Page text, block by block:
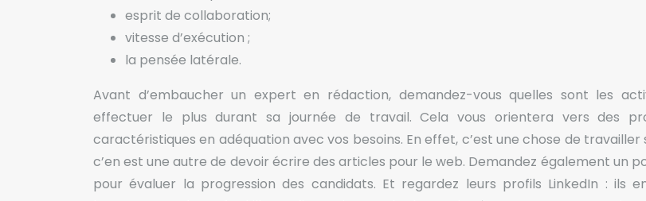
esprit de collaboration;
vitesse d’exécution ;
la pensée latérale.
Avant d’embaucher un expert en rédaction, demandez-vous quelles sont les
effectuer le plus durant sa journée de travail. Cela vous orientera vers des
caractéristiques en adéquation avec vos besoins. En effet, c’est une chose de travailler
c’en est une autre de devoir écrire des articles pour le web. Demandez également un
pour évaluer la progression des candidats. Et regardez leurs profils LinkedIn : ils